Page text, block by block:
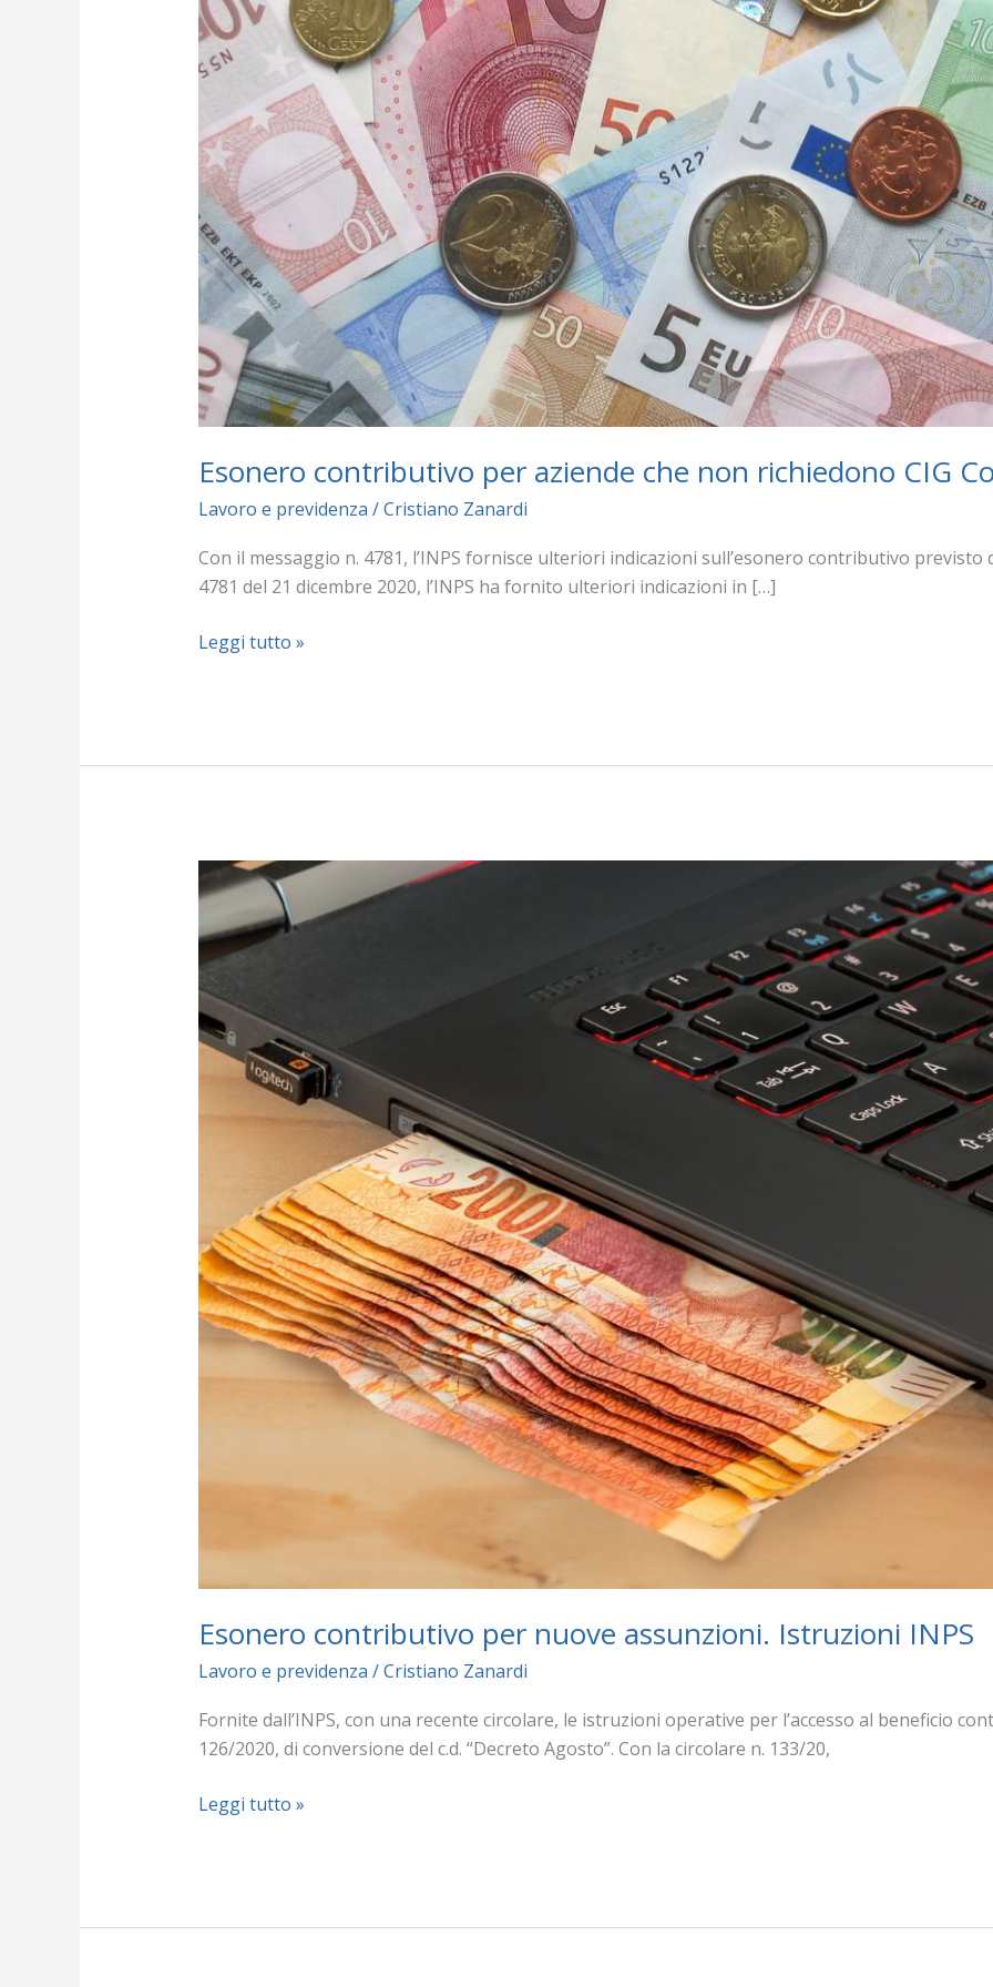
Esonero contributivo per aziende che non richiedono CIG
Lavoro e previdenza /Cristiano Zanardi
Con il messaggio n. 4781, l’INPS fornisce ulteriori indicazioni sull’esonero contributivo previsto
4781 del 21 dicembre 2020, l’INPS ha fornito ulteriori indicazioni in […]
Leggi tutto »
Esonero contributivo per nuove assunzioni. Istruzioni INPS
Lavoro e previdenza /Cristiano Zanardi
Fornite dall’INPS, con una recente circolare, le istruzioni operative per l’accesso al beneficio
126/2020, di conversione del c.d. “Decreto Agosto”. Con la circolare n. 133/20,
Esonero
contributivo
per
nuove
assunzioni.
Istruzioni
INPS
Leggi tutto »